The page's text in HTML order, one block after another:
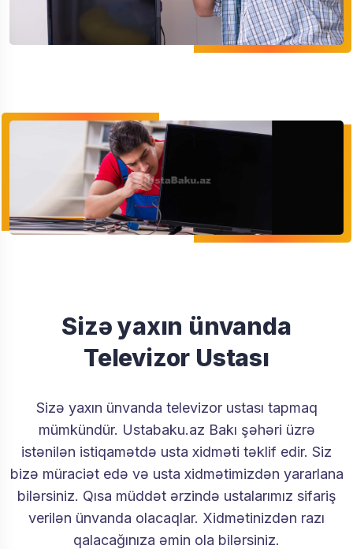
Sizə yaxın ünvanda
Televizor Ustası
Sizə yaxın ünvanda televizor ustası tapmaq
mümkündür. Ustabaku.az Bakı şəhəri üzrə
istənilən istiqamətdə usta xidməti təklif edir. Siz
bizə müraciət edə və usta xidmətimizdən yararlana
bilərsiniz. Qısa müddət ərzində ustalarımız sifariş
verilən ünvanda olacaqlar. Xidmətinizdən razı
qalacağınıza əmin ola bilərsiniz.